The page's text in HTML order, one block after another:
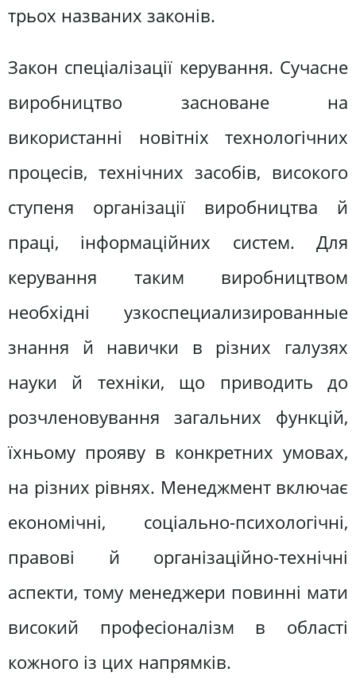
трьох названих законів.
Закон спеціалізації керування. Сучасне
виробництво засноване на
використанні новітніх технологічних
процесів, технічних засобів, високого
ступеня організації виробництва й
праці, інформаційних систем. Для
керування таким виробництвом
необхідні узкоспециализированные
знання й навички в різних галузях
науки й техніки, що приводить до
розчленовування загальних функцій,
їхньому прояву в конкретних умовах,
на різних рівнях. Менеджмент включає
економічні, соціально-психологічні,
правові й організаційно-технічні
аспекти, тому менеджери повинні мати
високий професіоналізм в області
кожного із цих напрямків.